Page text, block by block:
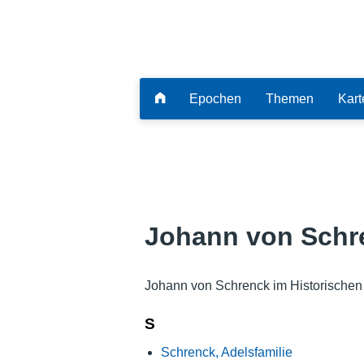
Epochen Themen
Johann von
Johann von Schrenck im
S
Schrenck, Adelsfamilie